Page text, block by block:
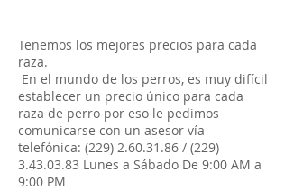
Tenemos los mejores precios para cada
raza.
En el mundo de los perros, es muy difícil
establecer un precio único para cada
raza de perro por eso le pedimos
comunicarse con un asesor vía
telefónica: (229) 2.60.31.86 / (229)
3.43.03.83 Lunes a Sábado De 9:00 AM a
9:00 PM